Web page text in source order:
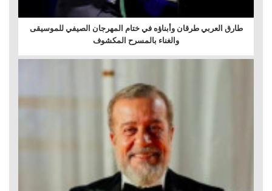
طارق العربي طرقان وأبناؤه في ختام المهرجان الصيفي للموسيقى
والغناء بالمسرح المكشوف